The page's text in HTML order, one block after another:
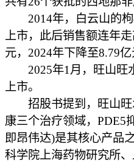
2014年，白云山的枸
上市，此后销售额连年
元，2024年下降至8.79亿
2025年1月，旺山旺
上市。
招股书提到，旺山旺
康三个治疗领域，PDE5
即昂伟达)是其核心产品
科学院上海药物研究所